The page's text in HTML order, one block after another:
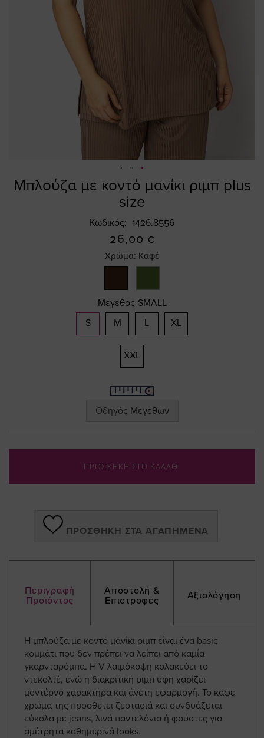
Μπλούζα με κοντό μανίκι ριμπ plus
size
Κωδικός 1426.8556
26,00 €
Χρώμα: Καφέ
Μέγεθος SMALL
S
M L XL
XXL
Οδηγός Μεγεθών
ΠΡΟΣΘΗΚΗ ΣΤΟ ΚΑΛΑΘΙ
ΠΡΟΣΘΉΚΗ ΣΤΑ ΑΓΑΠΗΜΈΝΑ
Περιγραφή
Προϊόντος
Αποστολή &
Επιστροφές
Αξιολόγηση
Η μπλούζα με κοντό μανίκι ριμπ είναι ένα basic
κομμάτι που δεν πρέπει να λείπει από καμία
γκαρνταρόμπα. Η V λαιμόκοψη κολακεύει το
ντεκολτέ, ενώ η διακριτική ριμπ υφή χαρίζει
μοντέρνο χαρακτήρα και άνετη εφαρμογή. Το καφέ
χρώμα της προσθέτει ζεστασιά και συνδυάζεται
εύκολα με jeans, λινά παντελόνια ή φούστες για
αμέτρητα καθημερινά looks.
Skip